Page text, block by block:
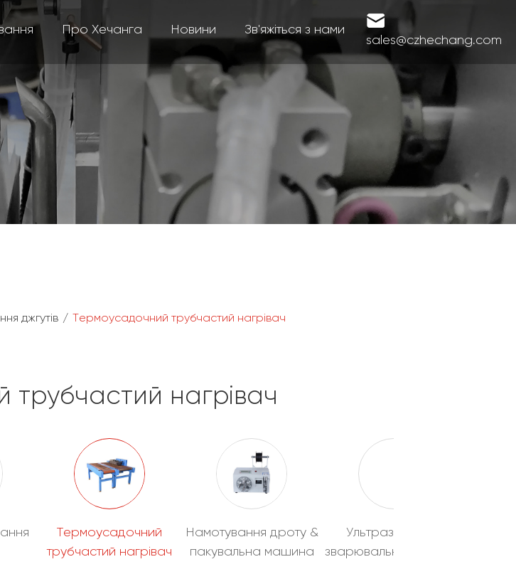
Про Хечанга Новини Зв'яжіться з нами
sales@czhechang.com
джгутів / Термоусадочний трубчастий нагрівач
трубчастий нагрівач
Термоусадочний
трубчастий нагрівач
Намотування дроту &
пакувальна машина
Ультразвуковий
зварювальний апарат